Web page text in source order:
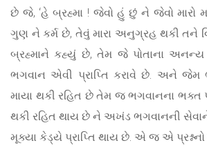
છે જે, ‘હે બ્રહ્મા ! જેવો હું છું ને જેવો મારો
ગુણ ને કર્મ છે, તેવું મારા અનુગ્રહ થકી તને
બ્રહ્માને કહ્યું છે, તેમ જે પોતાના
ભગવાન એવી પ્રાપ્તિ કરાવે છે. અને જેમ
માયા થકી રહિત છે તેમ જ ભગવાનના ભક્ત
થકી રહિત થાય છે ને અખંડ ભગવાનની
મૂક્યા કેડ્યે પ્રાપ્તિ થાય છે. એ જ એ પ્રશ્નનો